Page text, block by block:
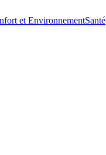
et EnvironnementSanté